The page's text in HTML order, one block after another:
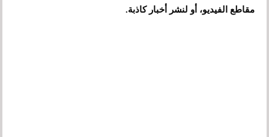
مقاطع الفيديو، أو لنشر أخبار كاذبة.